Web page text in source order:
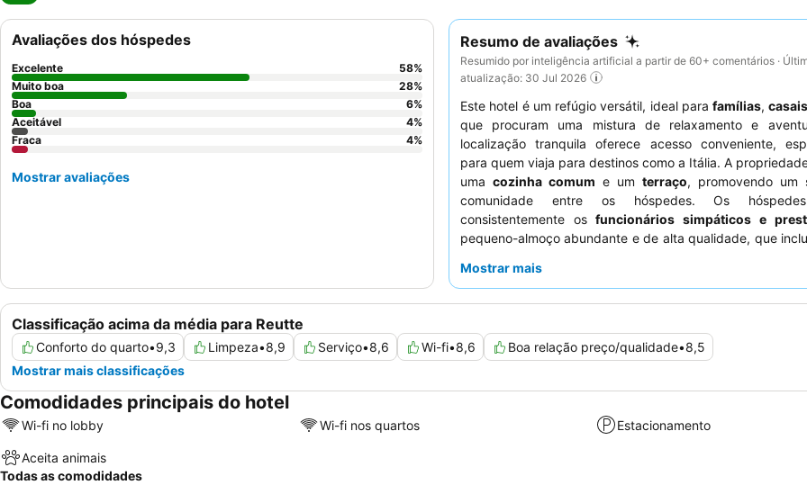
Resumo de avaliações
Resumido por inteligência artificial a partir de 60+ comentários ·
atualização: 30 Jul 2026
Este hotel é um refúgio versátil, ideal parafamílias,
que procuram uma mistura de relaxamento e
localização tranquila oferece acesso conveniente,
para quem viaja para destinos como a Itália. A
uma cozinha comum e um terraço, promovendo um
comunidade entre os hóspedes. Os
consistentemente osfuncionários simpáticos e
pequeno-almoço abundante e de alta qualidade, que
reservar umquarto familiar
Mostrar mais
Classificação acima da média para Reutte
Conforto do quarto•9,3 Limpeza•8,9 Serviço•8,6 Wi-fi•8,6 Boa relação preço/qualidade•8,5
Mostrar mais classificações
Avaliações dos hóspedes
Excelente 58%
Muito boa
28%
Boa
6%
Aceitável
4%
Fraca
4%
Mostrar avaliações
Comodidades principais do hotel
Wi-fi no lobby Wi-fi nos quartos Estacionamento
Aceita animais
Todas as comodidades